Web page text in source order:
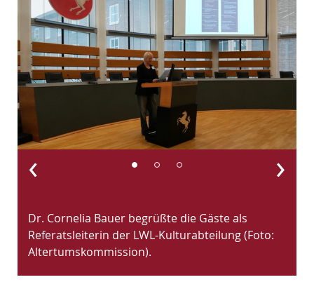
Dr. Cornelia Bauer begrüßte die Gäste als
Referatsleiterin der LWL-Kulturabteilung (Foto:
Altertumskommission).
‹ ›